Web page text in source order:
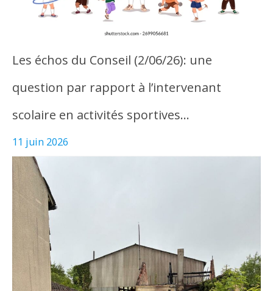
Les échos du Conseil (2/06/26): une
question par rapport à l’intervenant
scolaire en activités sportives…
11 juin 2026